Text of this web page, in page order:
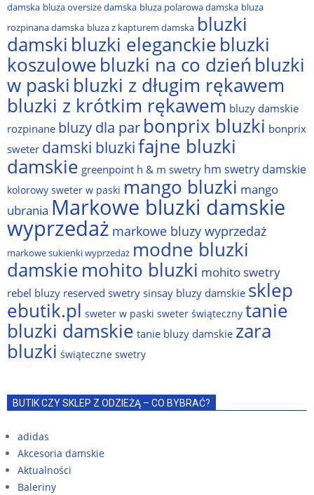
damska bluza oversize damska bluza polarowa damska bluza
rozpinana damska bluza z kapturem damska bluzki
damski bluzki eleganckie bluzki
koszulowe bluzki na co dzień bluzki
w paski bluzki z długim rękawem
bluzki z krótkim rękawem bluzy damskie
rozpinane bluzy dla par bonprix bluzki bonprix
sweter damski bluzkifajne bluzki
damskie greenpoint h & m swetry hm swetry damskie
kolorowy sweter w paski mango bluzki mango
ubrania Markowe bluzki damskie
wyprzedaż markowe bluzy wyprzedaż
markowe sukienki wyprzedaż modne bluzki
damskiemohito bluzki mohito swetry
rebel bluzy reserved swetrysinsay bluzy damskie sklep
ebutik.pl sweter w paski sweter świąteczny tanie
bluzki damskie tanie bluzy damskie zara
bluzki świąteczne swetry
BUTIK CZY SKLEP Z ODZIEŻĄ – CO BYBRAĆ?
adidas
Akcesoria damskie
Aktualności
Baleriny